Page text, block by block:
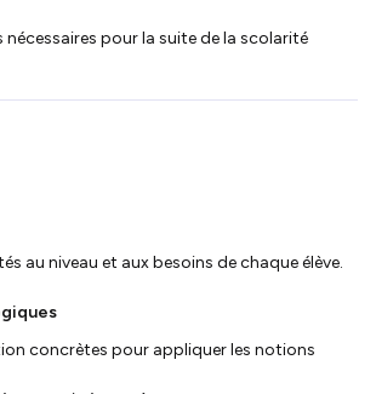
nécessaires pour la suite de la scolarité
au niveau et aux besoins de chaque élève.
concrètes pour appliquer les notions